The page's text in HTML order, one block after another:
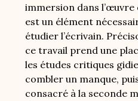
immersion dans l’œuvre
est un élément
étudier l’écrivain.
ce travail prend une
les études critiques
combler un manque,
consacré à la seconde